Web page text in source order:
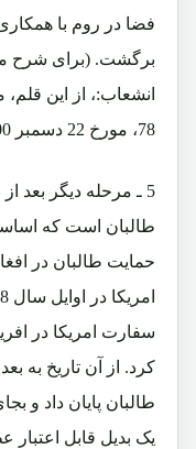
فضا در روم با
برگشت. (برای شرح
انشعاب:، از این
78، مورخ 22 دسمبر 2000)
5 ـ مرحله دیگر بعد
طالبان است که
حمایت طالبان در
سفارت امریکا در
کرد. از آن تاریخ به
طالبان پایان داد و
یک بدیل قابل